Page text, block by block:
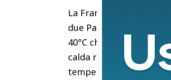
La Francia e la
due Paesi si
40°C che potrebbero
calda riuscirà a
temperature fino a